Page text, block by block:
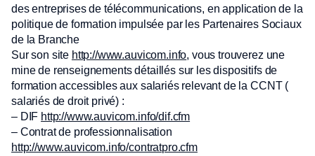
des entreprises de télécommunications, en application de la
politique de formation impulsée par les Partenaires Sociaux
de la Branche
Sur son site http://www.auvicom.info, vous trouverez une
mine de renseignements détaillés sur les dispositifs de
formation accessibles aux salariés relevant de la CCNT (
salariés de droit privé) :
– DIF http://www.auvicom.info/dif.cfm
– Contrat de professionnalisation
http://www.auvicom.info/contratpro.cfm